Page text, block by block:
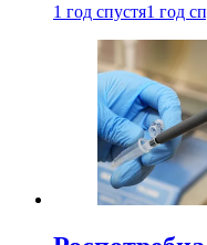
1 год спустя1 год